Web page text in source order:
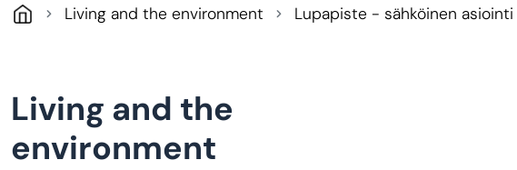
Living and the environment Lupapiste - sähköinen asiointi
Living and the
environment